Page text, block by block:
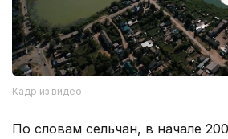
Кадр из видео
По словам сельчан, в начале